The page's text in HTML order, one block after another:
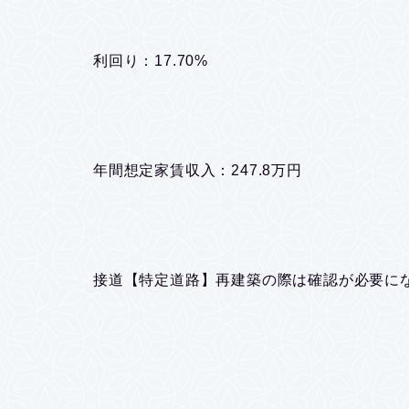
利回り：17.70%
年間想定家賃収入：247.8万円
接道【特定道路】再建築の際は確認が必要に